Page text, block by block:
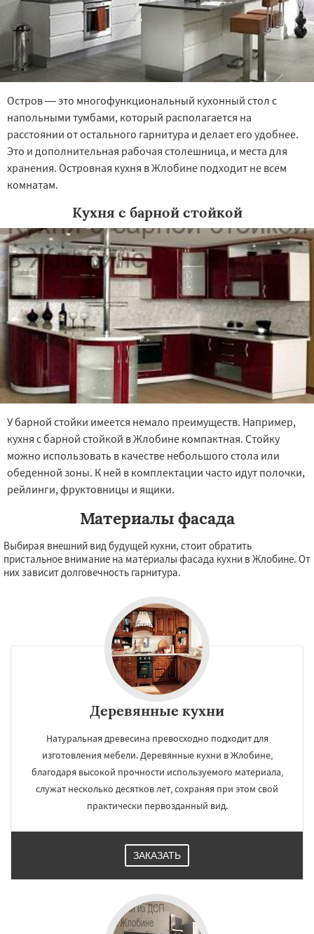
Остров — это многофункциональный кухонный стол с
напольными тумбами, который располагается на
расстоянии от остального гарнитура и делает его удобнее.
Это и дополнительная рабочая столешница, и места для
хранения. Островная кухня в Жлобине подходит не всем
комнатам.
Кухня с барной стойкой
У барной стойки имеется немало преимуществ. Например,
кухня с барной стойкой в Жлобине компактная. Стойку
можно использовать в качестве небольшого стола или
обеденной зоны. К ней в комплектации часто идут полочки,
рейлинги, фруктовницы и ящики.
Материалы фасада
Выбирая внешний вид будущей кухни, стоит обратить
пристальное внимание на материалы фасада кухни в Жлобине. От
них зависит долговечность гарнитура.
Деревянные кухни
Натуральная древесина превосходно подходит для
изготовления мебели. Деревянные кухни в Жлобине,
благодаря высокой прочности используемого материала,
служат несколько десятков лет, сохраняя при этом свой
практически первозданный вид.
ЗАКАЗАТЬ